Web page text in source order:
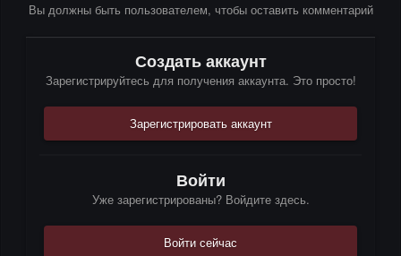
Вы должны быть пользователем, чтобы оставить комментарий
Создать аккаунт
Зарегистрируйтесь для получения аккаунта. Это просто!
Зарегистрировать аккаунт
Войти
Уже зарегистрированы? Войдите здесь.
Войти сейчас